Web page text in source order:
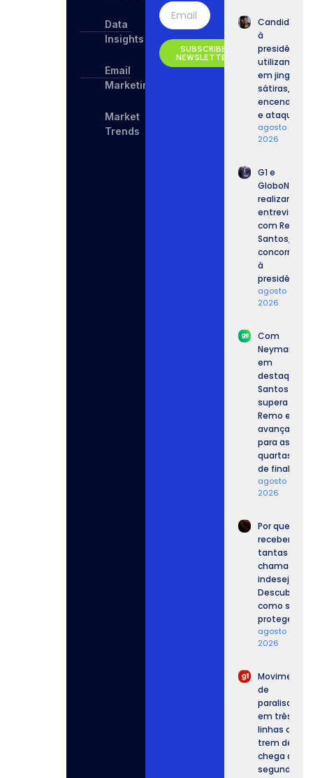
Data
Insights
Email
Marketing
Market
Trends
SUBSCRIBE
NEWSLETTER
Candidatos
à
presidência
utilizam IA
em jingles,
sátiras,
encenações
e ataques.
agosto 7,
2026
G1 e
GloboNews
realizam
entrevista
com Renan
Santos,
concorrente
à
presidência.
agosto 7,
2026
Com
Neymar
em
destaque,
Santos
supera o
Remo e
avança
para as
quartas
de final.
agosto 6,
2026
Por que
recebemos
tantas
chamadas
Descubra
como se
proteger.
agosto 6,
2026
Movimento
de
paralisação
em três
linhas de
trem de SP
chega ao
segundo